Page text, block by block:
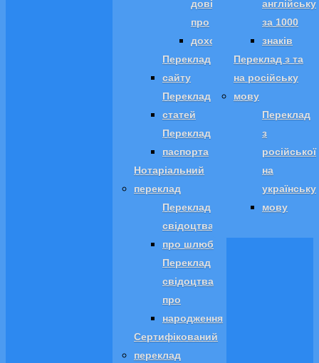
довідки
про
доходи
Переклад
сайту
Переклад
статей
Переклад
паспорта
Нотаріальний
переклад
Переклад
свідоцтва
про шлюб
Переклад
свідоцтва
про
народження
Сертифікований
переклад
англійську
за 1000
знаків
Переклад з та
на російську
мову
Переклад
з
російської
на
українську
мову